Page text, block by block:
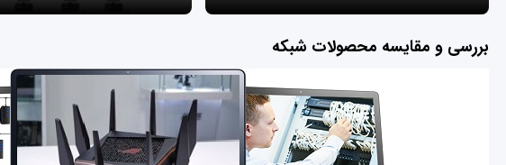
بررسی و مقایسه محصولات شبکه